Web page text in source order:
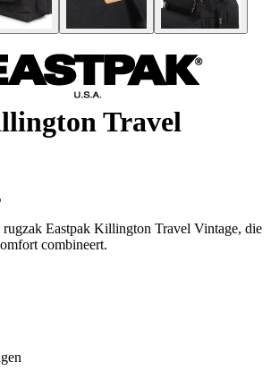
Travel
rugzak Eastpak Killington Travel Vintage, die
combineert.